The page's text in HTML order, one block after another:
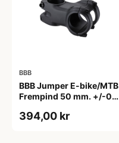
BBB
BBB Jumper E-bike/MTB
Frempind 50 mm. +/-0
394,00 kr